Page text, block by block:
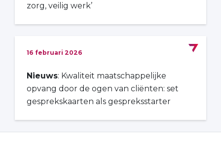
zorg, veilig werk’
16 februari 2026
Nieuws: Kwaliteit maatschappelijke
opvang door de ogen van cliënten: set
gesprekskaarten als gespreksstarter